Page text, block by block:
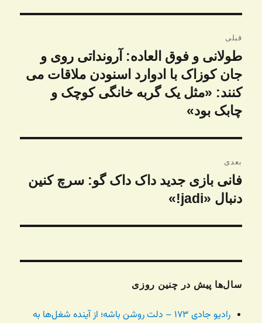
نوشته
قبلی
نوشته
قبلی:
طولانی و فوق العاده: آرونداتی روی و
جان کوزاک با ادوارد اسنودن ملاقات می
کنند: «مثل یک گربه خانگی کوچک و
چابک بود»
بعدی
نوشته
بعدی:
فانی بازی جدید داک داک گو: سرچ کنین
دنبال «jadi!»
سال‌ها پیش در چنین روزی
رادیو جادی ۱۷۳ – دلت روشن باشه؛ از آینده شغل‌ها به